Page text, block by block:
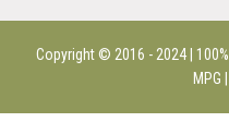
Copyright © 2016 - 2024 | 100%
MPG |